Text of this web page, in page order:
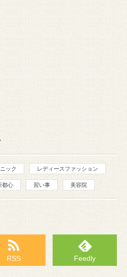
ック レディースファッション
都心 習い事 美容院
RSS Feedly